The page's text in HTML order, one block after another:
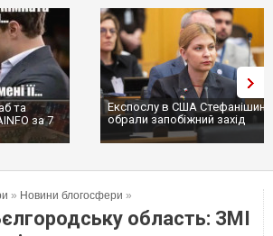
та
за 7
Експослу в США
обрали запобіжний захід
» Новини блогосфери »
область: ЗМІ